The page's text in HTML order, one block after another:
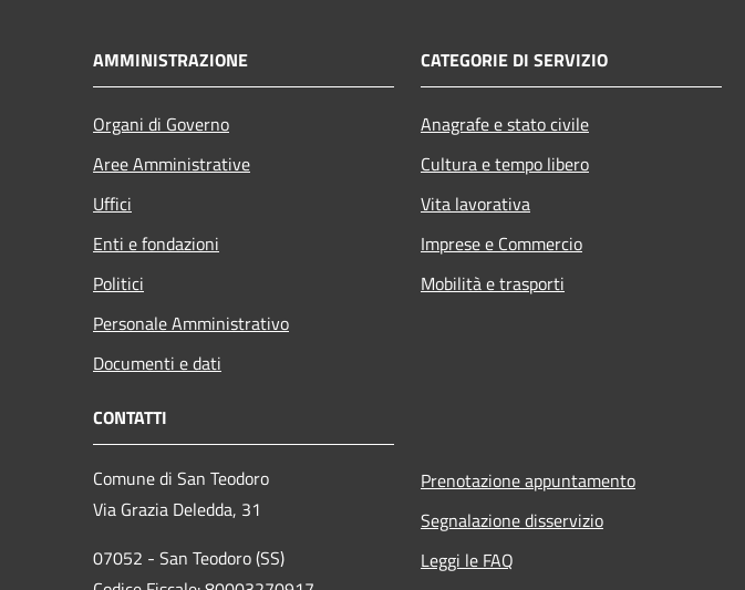
AMMINISTRAZIONE
Organi di Governo
Aree Amministrative
Uffici
Enti e fondazioni
Politici
Personale Amministrativo
Documenti e dati
CATEGORIE DI SERVIZIO
Anagrafe e stato civile
Cultura e tempo libero
Vita lavorativa
Imprese e Commercio
Mobilità e trasporti
CONTATTI
Comune di San Teodoro
Via Grazia Deledda, 31
07052 - San Teodoro (SS)
Prenotazione appuntamento
Segnalazione disservizio
Leggi le FAQ